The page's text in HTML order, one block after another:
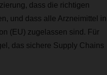
dass die richtigen
und dass alle Arzneimittel in
(EU) zugelassen sind. Für
das sichere Supply Chains